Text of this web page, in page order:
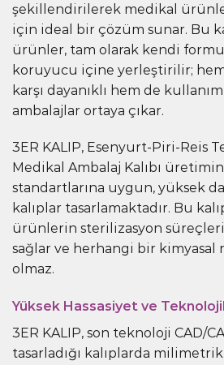
şekillendirilerek medikal
için ideal bir çözüm sunar. Bu
ürünler, tam olarak kendi
koruyucu içine yerleştirilir;
karşı dayanıklı hem de
ambalajlar ortaya çıkar.
3ER KALIP, Esenyurt-Piri-Reis
Medikal Ambalaj Kalıbı
standartlarına uygun, yüksek
kalıplar tasarlamaktadır. Bu
ürünlerin sterilizasyon
sağlar ve herhangi bir kimyasal
olmaz.
Yüksek Hassasiyet ve
3ER KALIP, son teknoloji CAD/
tasarladığı kalıplarda